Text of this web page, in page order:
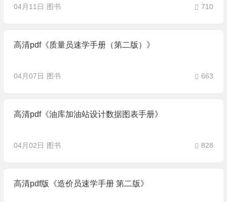
04月11日 图书 710
高清pdf《质量员速学手册（第二版）》
04月07日 图书 663
高清pdf《油库加油站设计数据图表手册》
04月02日 图书 828
高清pdf版《造价员速学手册 第二版》